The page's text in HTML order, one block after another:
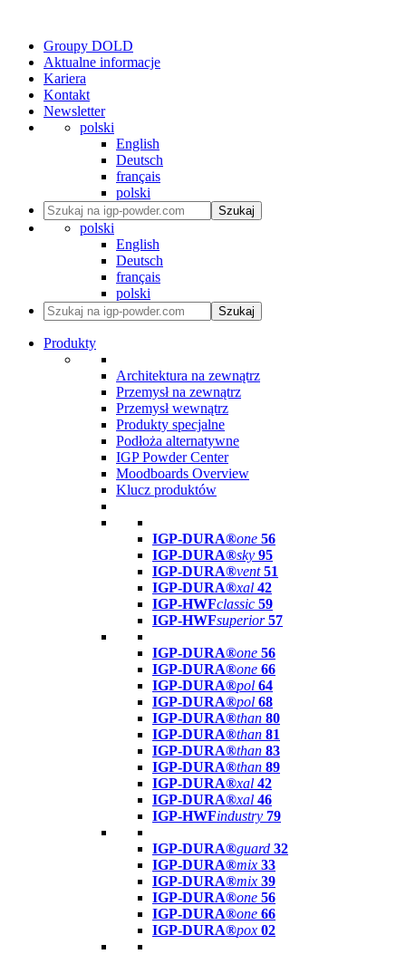
Groupy DOLD
Aktualne informacje
Kariera
Kontakt
Newsletter
polski
English
Deutsch
français
polski
Szukaj
polski
English
Deutsch
français
polski
Szukaj
Produkty
Architektura na zewnątrz
Przemysł na zewnątrz
Przemysł wewnątrz
Produkty specjalne
Podłoża alternatywne
IGP Powder Center
Moodboards Overview
Klucz produktów
IGP-DURA®one 56
IGP-DURA®sky 95
IGP-DURA®vent 51
IGP-DURA®xal 42
IGP-HWFclassic 59
IGP-HWFsuperior 57
IGP-DURA®one 56
IGP-DURA®one 66
IGP-DURA®pol 64
IGP-DURA®pol 68
IGP-DURA®than 80
IGP-DURA®than 81
IGP-DURA®than 83
IGP-DURA®than 89
IGP-DURA®xal 42
IGP-DURA®xal 46
IGP-HWFindustry 79
IGP-DURA®guard 32
IGP-DURA®mix 33
IGP-DURA®mix 39
IGP-DURA®one 56
IGP-DURA®one 66
IGP-DURA®pox 02